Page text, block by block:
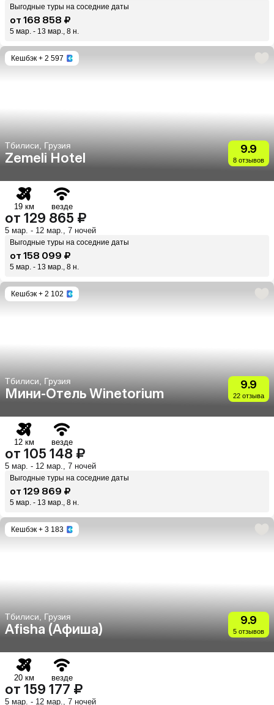
Выгодные туры на соседние даты
от 168 858 ₽
5 мар. - 13 мар., 8 н.
Кешбэк + 2 597
Тбилиси, Грузия
Zemeli Hotel
9.9
8 отзывов
19 км везде
от 129 865 ₽
5 мар. - 12 мар., 7 ночей
Выгодные туры на соседние даты
от 158 099 ₽
5 мар. - 13 мар., 8 н.
Кешбэк + 2 102
Тбилиси, Грузия
Мини-Отель Winetorium
9.9
22 отзыва
12 км везде
от 105 148 ₽
5 мар. - 12 мар., 7 ночей
Выгодные туры на соседние даты
от 129 869 ₽
5 мар. - 13 мар., 8 н.
Кешбэк + 3 183
Тбилиси, Грузия
Afisha (Афиша)
9.9
5 отзывов
20 км везде
от 159 177 ₽
5 мар. - 12 мар., 7 ночей